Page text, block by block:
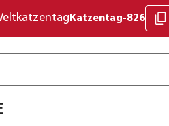
Katzentag-826